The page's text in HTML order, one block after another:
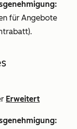
für Angebote
Erweitert